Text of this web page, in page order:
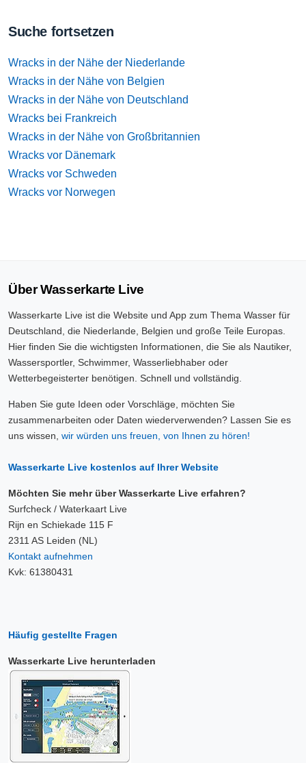
Suche fortsetzen
Wracks in der Nähe der Niederlande
Wracks in der Nähe von Belgien
Wracks in der Nähe von Deutschland
Wracks bei Frankreich
Wracks in der Nähe von Großbritannien
Wracks vor Dänemark
Wracks vor Schweden
Wracks vor Norwegen
Über Wasserkarte Live
Wasserkarte Live ist die Website und App zum Thema Wasser für
Deutschland, die Niederlande, Belgien und große Teile Europas.
Hier finden Sie die wichtigsten Informationen, die Sie als Nautiker,
Wassersportler, Schwimmer, Wasserliebhaber oder
Wetterbegeisterter benötigen. Schnell und vollständig.
Haben Sie gute Ideen oder Vorschläge, möchten Sie
zusammenarbeiten oder Daten wiederverwenden? Lassen Sie es
uns wissen, wir würden uns freuen, von Ihnen zu hören!
Wasserkarte Live kostenlos auf Ihrer Website
Möchten Sie mehr über Wasserkarte Live erfahren?
Surfcheck / Waterkaart Live
Rijn en Schiekade 115 F
2311 AS Leiden (NL)
Kontakt aufnehmen
Kvk: 61380431
Häufig gestellte Fragen
Wasserkarte Live herunterladen